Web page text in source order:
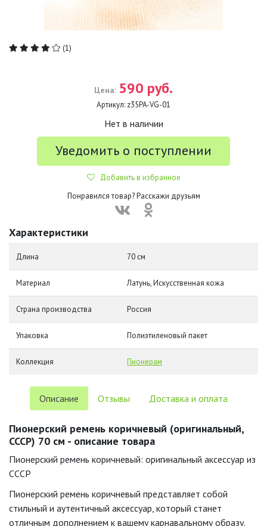
(1)
Цена: 590 руб.
Артикул: z35PA-VG-01
Нет в наличии
Уведомить о поступлении
Добавить в избранное
Понравился товар? Расскажи друзьям
Характеристики
Длина 70 см
Материал Латунь, Искусственная кожа
Страна производства Россия
Упаковка Полиэтиленовый пакет
Коллекция Пионерам
Описание Отзывы Доставка и оплата
Пионерский ремень коричневый (оригинальный,
СССР) 70 см - описание товара
Пионерский ремень коричневый: оригинальный аксессуар из
СССР
Пионерский ремень коричневый представляет собой
стильный и аутентичный аксессуар, который станет
отличным дополнением к вашему карнавальному образу.